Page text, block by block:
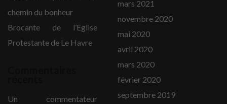
chemin du bonheur
Brocante de l’Eglise
Protestante de Le Havre
Un commentateur
mars 2021
novembre 2020
mai 2020
avril 2020
mars 2020
février 2020
septembre 2019